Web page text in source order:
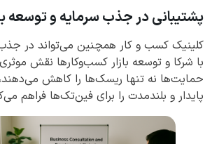
پشتیبانی در جذب سرمایه و توسعه
کلینیک کسب و کار همچنین می‌تواند در
با شرکا و توسعه بازار کسب‌وکارها نقش
حمایت‌ها نه تنها ریسک‌ها را کاهش
پایدار و بلندمدت را برای فین‌تک‌ها فراهم